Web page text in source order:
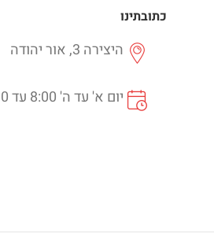
כתובתינו
היצירה 3, אור יהודה
יום א' עד ה' 8:00 עד 16:30